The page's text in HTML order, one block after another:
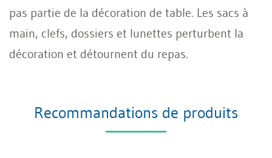
pas partie de la décoration de table. Les sacs à
main, clefs, dossiers et lunettes perturbent la
décoration et détournent du repas.
Recommandations de produits